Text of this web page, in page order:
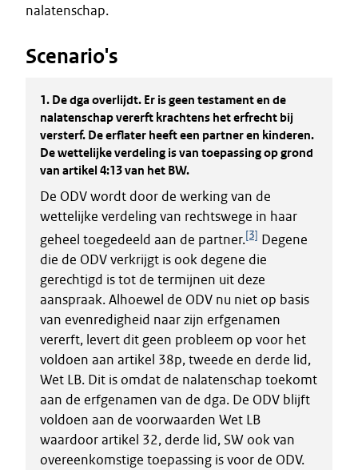
nalatenschap.
Scenario's
1. De dga overlijdt. Er is geen testament en de
nalatenschap vererft krachtens het erfrecht bij
versterf. De erflater heeft een partner en kinderen.
De wettelijke verdeling is van toepassing op grond
van artikel 4:13 van het BW.
De ODV wordt door de werking van de
wettelijke verdeling van rechtswege in haar
geheel toegedeeld aan de partner.[3] Degene
die de ODV verkrijgt is ook degene die
gerechtigd is tot de termijnen uit deze
aanspraak. Alhoewel de ODV nu niet op basis
van evenredigheid naar zijn erfgenamen
vererft, levert dit geen probleem op voor het
voldoen aan artikel 38p, tweede en derde lid,
Wet LB. Dit is omdat de nalatenschap toekomt
aan de erfgenamen van de dga. De ODV blijft
voldoen aan de voorwaarden Wet LB
waardoor artikel 32, derde lid, SW ook van
overeenkomstige toepassing is voor de ODV.